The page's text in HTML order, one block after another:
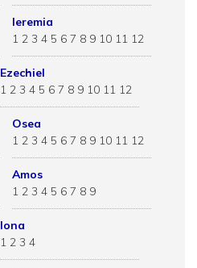
Ieremia
1 2 3 4 5 6 7 8 9 10 11 12
Ezechiel
1 2 3 4 5 6 7 8 9 10 11 12
Osea
1 2 3 4 5 6 7 8 9 10 11 12
Amos
1 2 3 4 5 6 7 8 9
Iona
1 2 3 4